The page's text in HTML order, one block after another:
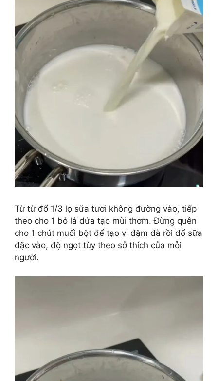
Từ từ đổ 1/3 lọ sữa tươi không đường vào, tiếp
theo cho 1 bó lá dứa tạo mùi thơm. Đừng quên
cho 1 chút muối bột để tạo vị đậm đà rồi đổ sữa
đặc vào, độ ngọt tùy theo sở thích của mỗi
người.